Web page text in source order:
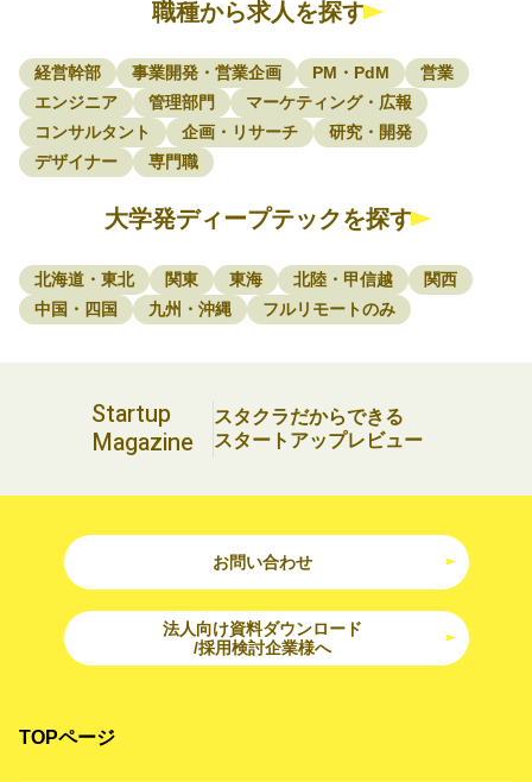
職種から求人を探す
経営幹部 事業開発・営業企画 PM・PdM
営業
エンジニア
管理部門
マーケティング・広報
コンサルタント
企画・リサーチ
研究・開発
デザイナー
専門職
大学発ディープテックを探す
北海道・東北 関東 東海 北陸・甲信越
関西
中国・四国
九州・沖縄 フルリモートのみ
Startup
Magazine
スタクラだからできる
スタートアップレビュー
お問い合わせ
法人向け資料ダウンロード
/採用検討企業様へ
TOPページ